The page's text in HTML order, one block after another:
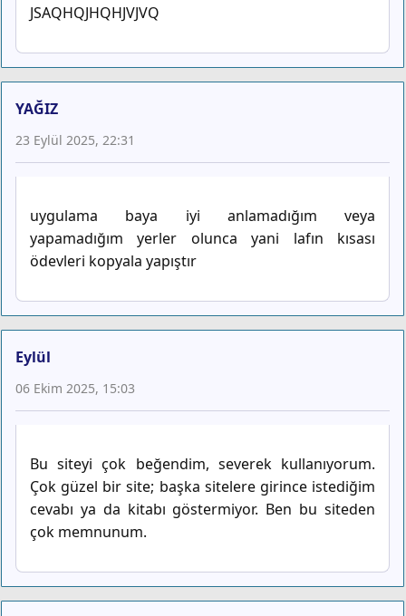
JSAQHQJHQHJVJVQ
YAĞIZ
23 Eylül 2025, 22:31
uygulama baya iyi anlamadığım veya
yapamadığım yerler olunca yani lafın kısası
ödevleri kopyala yapıştır
Eylül
06 Ekim 2025, 15:03
Bu siteyi çok beğendim, severek kullanıyorum.
Çok güzel bir site; başka sitelere girince istediğim
cevabı ya da kitabı göstermiyor. Ben bu siteden
çok memnunum.